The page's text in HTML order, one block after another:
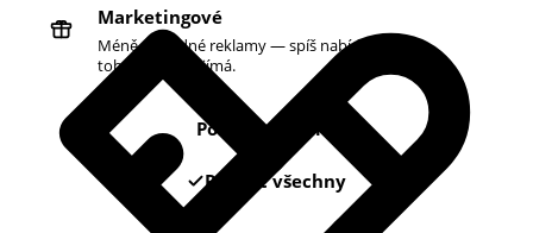
Marketingové
Méně náhodné reklamy — spíš nabídky podle
toho, co vás zajímá.
Pouze nezbytné
Povolit všechny